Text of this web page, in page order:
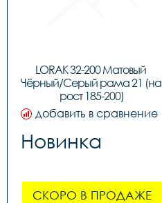
LORAK 32-200 Матовый
Чёрный/Серый рама 21 (на
рост 185-200)
добавить в сравнение
Новинка
СКОРО В ПРОДАЖЕ